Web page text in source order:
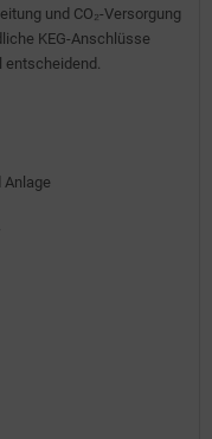
und CO₂-Versorgung
KEG-Anschlüsse
entscheidend.